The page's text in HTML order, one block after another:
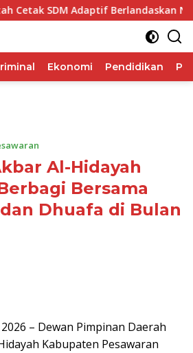
SDM Adaptif Berlandaskan Nilai
Ekonomi Pendidikan
Al-Hidayah
Bersama
Dhuafa di Bulan
– Dewan Pimpinan Daerah
Kabupaten Pesawaran